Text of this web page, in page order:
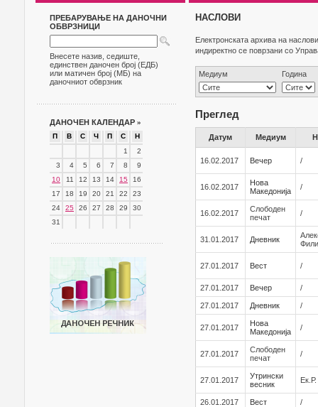
ПРЕБАРУВАЊЕ НА ДАНОЧНИ
ОБВРЗНИЦИ
Внесете назив, седиште,
единствен даночен број (ЕДБ)
или матичен број (МБ) на
даночниот обврзник
ДАНОЧЕН КАЛЕНДАР »
П В С Ч П С
Н
1
2
3
4 5 6 7 8
9
10
11 12 13 14 15
16
17
18 19 20 21 22
23
24
25 26 27 28 29
30
31
НАСЛОВИ
Електронската архива на
индиректно се поврзани со
Медиум Година
Преглед
Датум Медиум
16.02.2017 Вечер /
16.02.2017
Нова
Македонија
/
16.02.2017
Слободен
печат
/
31.01.2017 Дневник
27.01.2017 Вест /
27.01.2017 Вечер /
27.01.2017 Дневник /
27.01.2017
Нова
Македонија
/
27.01.2017
Слободен
печат
/
27.01.2017
Утрински
весник
Ек.Р.
26.01.2017 Вест /